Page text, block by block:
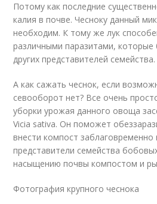
Потому как последние
калия в почве. Чесноку данный
необходим. К тому же лук
различными паразитами, которые
других представителей семейства.
А как сажать чеснок, если
севооборот нет? Все очень
уборки урожая данного овоща
Vicia sativa. Он поможет
внести компост
представители семейства
насыщению почвы компостом и
Фотография крупного чеснока